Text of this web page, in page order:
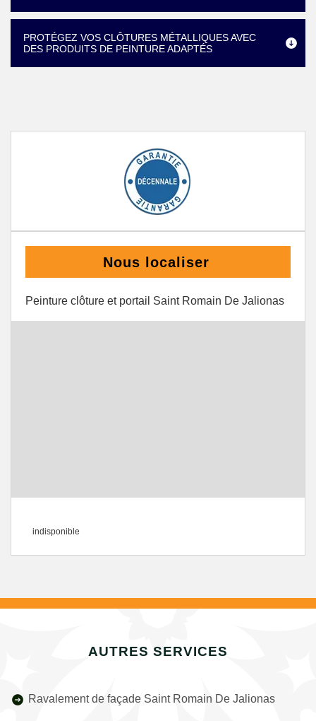
PROTÉGEZ VOS CLÔTURES MÉTALLIQUES AVEC
DES PRODUITS DE PEINTURE ADAPTÉS
Nous localiser
Peinture clôture et portail Saint Romain De Jalionas
indisponible
AUTRES SERVICES
Ravalement de façade Saint Romain De Jalionas